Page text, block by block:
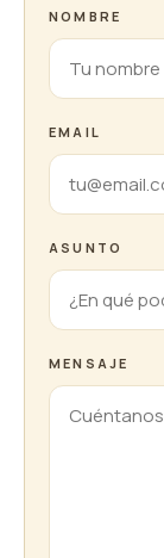
NOMBRE
EMAIL
ASUNTO
MENSAJE